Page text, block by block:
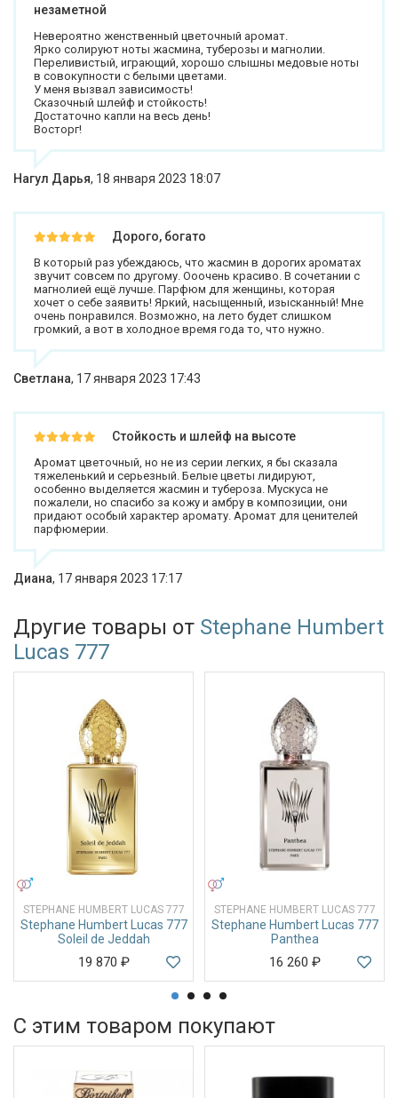
незаметной
Невероятно женственный цветочный аромат.
Ярко солируют ноты жасмина, туберозы и магнолии.
Переливистый, играющий, хорошо слышны медовые ноты
в совокупности с белыми цветами.
У меня вызвал зависимость!
Сказочный шлейф и стойкость!
Достаточно капли на весь день!
Восторг!
Нагул Дарья, 18 января 2023 18:07
Дорого, богато
В который раз убеждаюсь, что жасмин в дорогих ароматах
звучит совсем по другому. Ооочень красиво. В сочетании с
магнолией ещё лучше. Парфюм для женщины, которая
хочет о себе заявить! Яркий, насыщенный, изысканный! Мне
очень понравился. Возможно, на лето будет слишком
громкий, а вот в холодное время года то, что нужно.
Светлана, 17 января 2023 17:43
Стойкость и шлейф на высоте
Аромат цветочный, но не из серии легких, я бы сказала
тяжеленький и серьезный. Белые цветы лидируют,
особенно выделяется жасмин и тубероза. Мускуса не
пожалели, но спасибо за кожу и амбру в композиции, они
придают особый характер аромату. Аромат для ценителей
парфюмерии.
Диана, 17 января 2023 17:17
Другие товары от Stephane Humbert
Lucas 777
STEPHANE HUMBERT LUCAS 777
Stephane Humbert Lucas 777
Soleil de Jeddah
19 870 ₽
STEPHANE HUMBERT LUCAS 777
Stephane Humbert Lucas 777
Panthea
16 260 ₽
С этим товаром покупают